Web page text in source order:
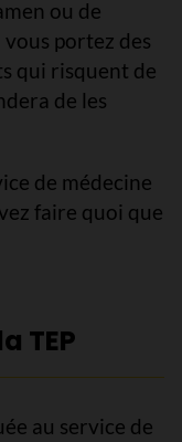
ou de
portez des
qui risquent de
de les
de médecine
faire quoi que
TEP
au service de